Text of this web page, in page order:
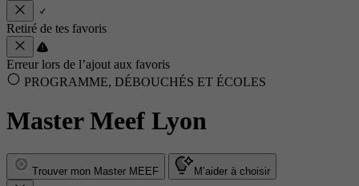
Retiré de tes favoris
Erreur lors de l’ajout aux favoris
PROGRAMME, DÉBOUCHÉS ET ÉCOLES
Master Meef Lyon
Trouver mon Master MEEF M’aider à choisir